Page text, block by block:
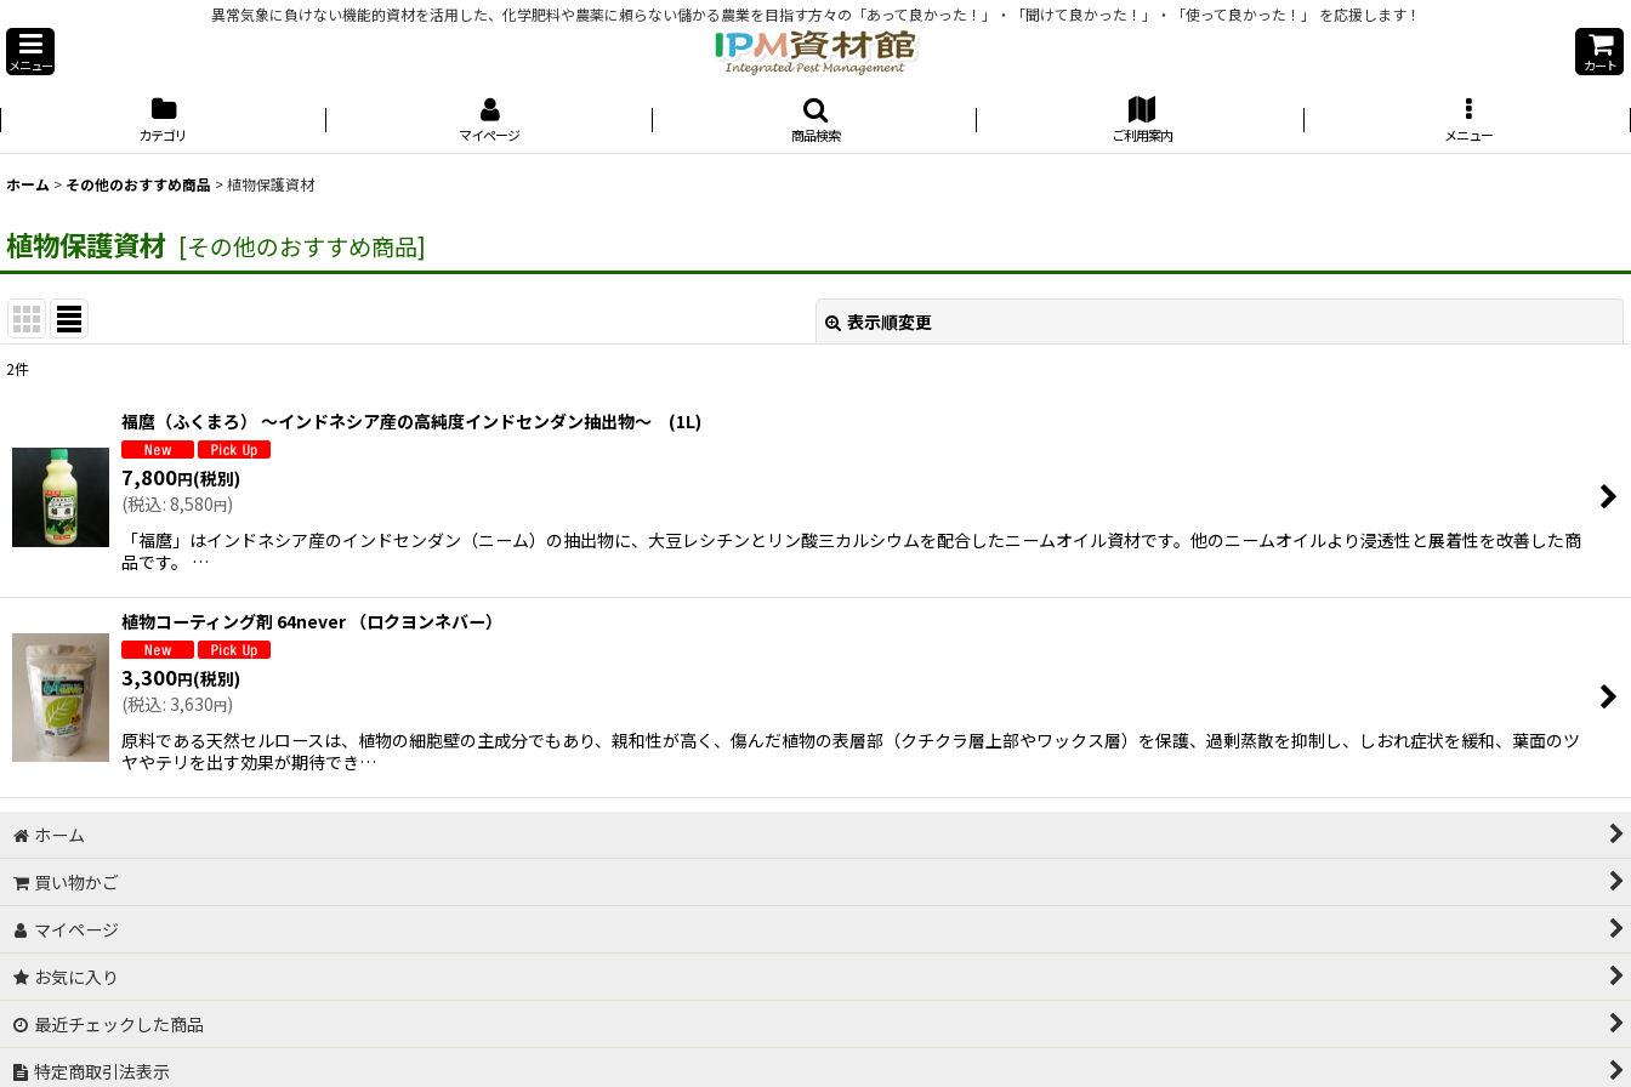
異常気象に負けない機能的資材を活用した、化学肥料や農薬に頼らない儲かる農業を目指す方々の「あって良かった！」・「聞けて良かった！」・「使って良かった！」 を応援します！
メニュー カート
カテゴリ マイページ 商品検索 ご利用案内 メニュー
ホーム > その他のおすすめ商品 >植物保護資材
植物保護資材 [その他のおすすめ商品]
表示順変更
並び順
絞り込む
2件
福麿（ふくまろ） 〜インドネシア産の高純度インドセンダン抽出物〜 (1L)
7,800円(税別)
(税込: 8,580円)
「福麿」はインドネシア産のインドセンダン（ニーム）の抽出物に、大豆レシチンとリン酸三カルシウムを配合したニームオイル資材です。他のニームオイルより浸透性と展着性を改善した商
品です。 …
植物コーティング剤 64never （ロクヨンネバー）
3,300円(税別)
(税込: 3,630円)
原料である天然セルロースは、植物の細胞壁の主成分でもあり、親和性が高く、傷んだ植物の表層部（クチクラ層上部やワックス層）を保護、過剰蒸散を抑制し、しおれ症状を緩和、葉面のツ
ヤやテリを出す効果が期待でき…
ホーム
買い物かご
マイページ
お気に入り
最近チェックした商品
特定商取引法表示